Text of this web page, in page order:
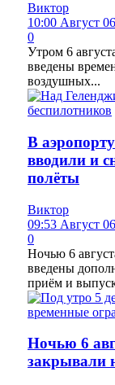
Виктор
10:00 Август
0
Утром 6
введены
воздушных...
В
вводили и
полёты
Виктор
09:53 Август
0
Ночью 6
введены
приём и
Ночью 6
закрывали